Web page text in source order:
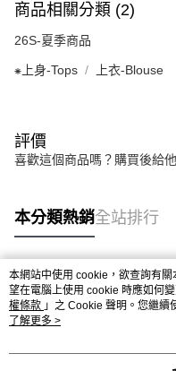
商品相關分類 (2)
26S-夏季商品
⁕上身-Tops 上衣-Blouse
評價
喜歡這個商品嗎？購買後給
本分類熱銷全站排行
熱門標籤
本網站中使用 cookie，欲查詢有
望在電腦上使用 cookie 時應如何
權條款 」之 Cookie 聲明。您繼續
用條款之 Cookie 聲明使用 cookie。
了解更多 >